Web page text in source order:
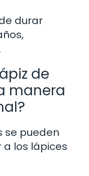
durar
de
manera
se pueden
los lápices